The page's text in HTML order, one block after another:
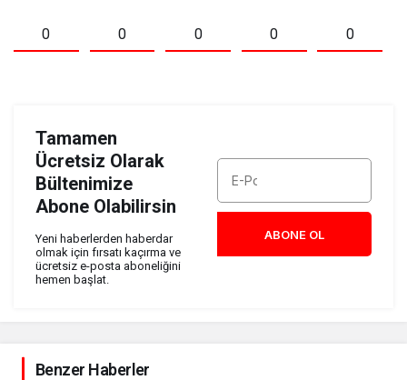
0 0 0 0 0
Tamamen
Ücretsiz Olarak
Bültenimize
Abone Olabilirsin
Yeni haberlerden haberdar
olmak için fırsatı kaçırma ve
ücretsiz e-posta aboneliğini
hemen başlat.
ABONE OL
Benzer Haberler